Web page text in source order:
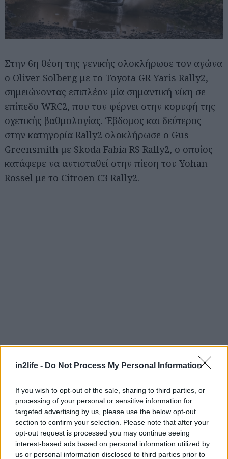
in2life - Do Not Process My Personal Information
If you wish to opt-out of the sale, sharing to third parties, or
processing of your personal or sensitive information for
targeted advertising by us, please use the below opt-out
section to confirm your selection. Please note that after your
opt-out request is processed you may continue seeing
interest-based ads based on personal information utilized by
us or personal information disclosed to third parties prior to
Στην 6η θέση της γενικής ολοκλήρωσε τον αγώνα
ο Oliver Solberg με το Toyota GR Yaris Rally2,
σημειώνοντας επιπλέον μία σημαντική νίκη σε
επίπεδο WRC2, που τον φέρνει στην κορυφή της
σχετικής βαθμολογίας. Έβδομος και δεύτερος
στην κατηγορία Rally2 ολοκλήρωσε ο Gus
Greensmith με Skoda Fabia RS Rally2, ο οποίος
κατάφερε να αντισταθεί στην πίεση του Yohan
Rossel με το Citroen C3 Rally2.